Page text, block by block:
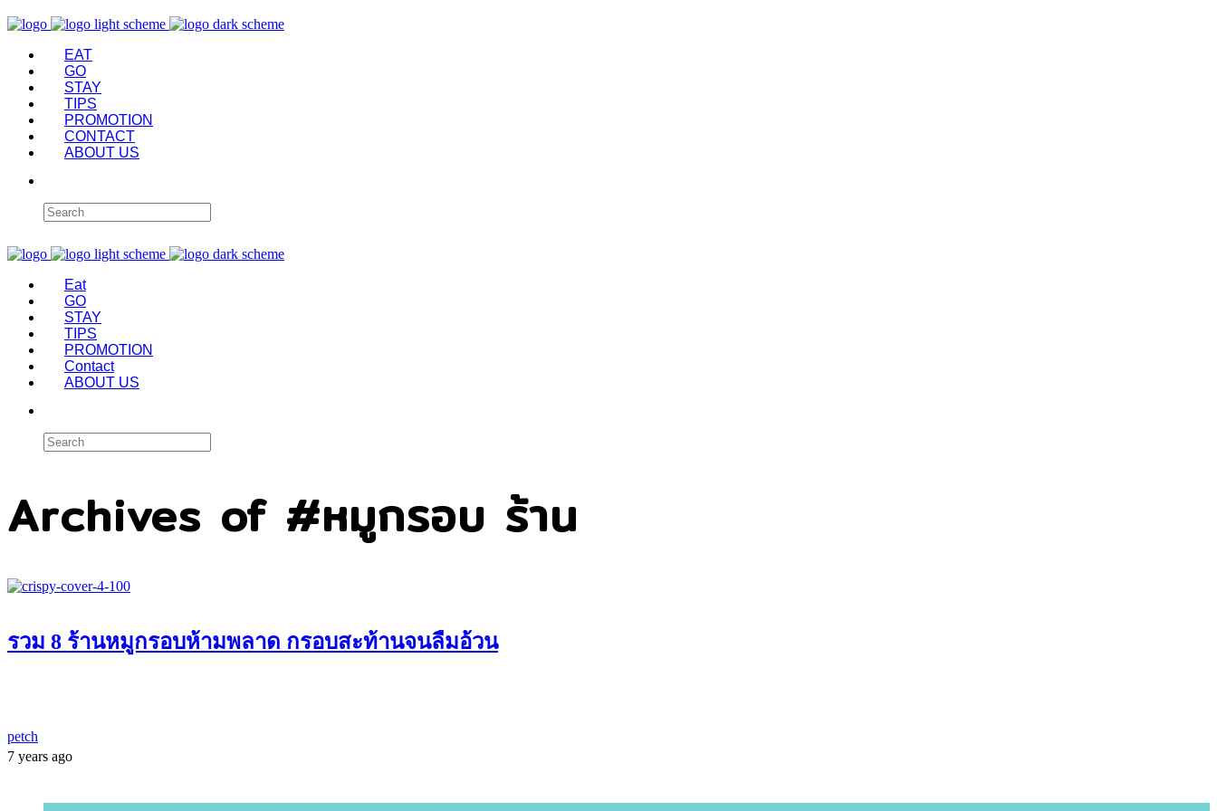
EAT
GO
STAY
TIPS
PROMOTION
CONTACT
ABOUT US
Eat
GO
STAY
TIPS
PROMOTION
Contact
ABOUT US
Archives of #หมูกรอบ ร้าน
รวม 8 ร้านหมูกรอบห้ามพลาด กรอบสะท้านจนลืมอ้วน
petch
7 years ago